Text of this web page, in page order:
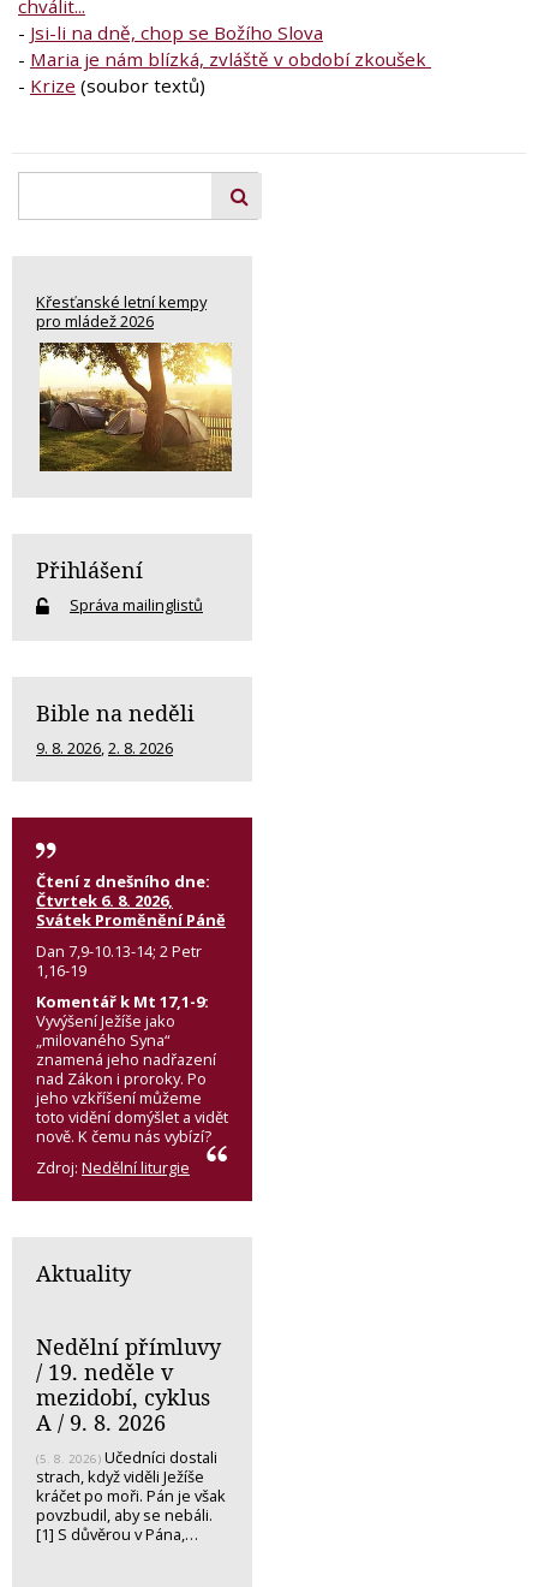
chválit...
- Jsi-li na dně, chop se Božího Slova
- Maria je nám blízká, zvláště v období zkoušek
- Krize (soubor textů)
Křesťanské letní kempy
pro mládež 2026
Přihlášení
Správa mailinglistů
Bible na neděli
9. 8. 2026,2. 8. 2026
Čtení z dnešního dne:
Čtvrtek 6. 8. 2026,
Svátek Proměnění Páně
Dan 7,9-10.13-14; 2 Petr
1,16-19
Komentář k Mt 17,1-9:
Vyvýšení Ježíše jako
„milovaného Syna“
znamená jeho nadřazení
nad Zákon i proroky. Po
jeho vzkříšení můžeme
toto vidění domýšlet a vidět
nově. K čemu nás vybízí?
Zdroj: Nedělní liturgie
Aktuality
Nedělní přímluvy
/ 19. neděle v
mezidobí, cyklus
A / 9. 8. 2026
(5. 8. 2026) Učedníci dostali
strach, když viděli Ježíše
kráčet po moři. Pán je však
povzbudil, aby se nebáli.
[1] S důvěrou v Pána,…